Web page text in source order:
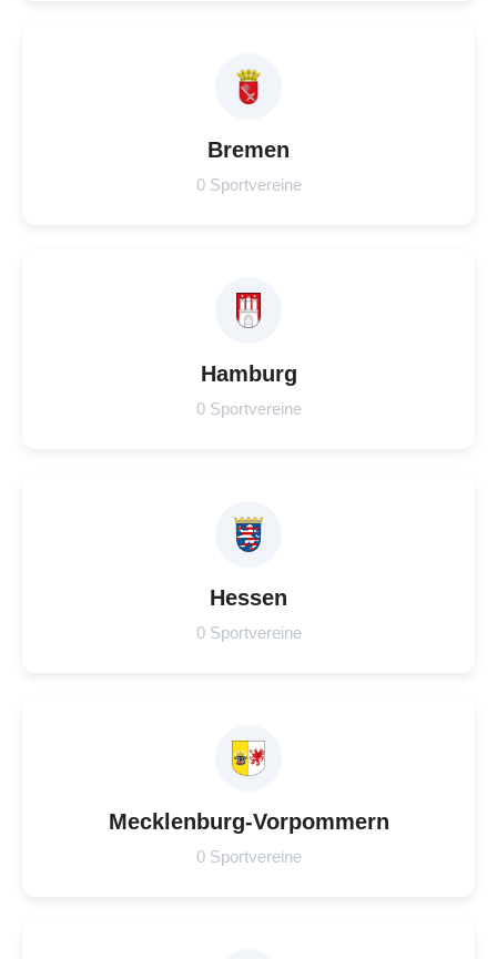
Bremen
0 Sportvereine
Hamburg
0 Sportvereine
Hessen
0 Sportvereine
Mecklenburg-Vorpommern
0 Sportvereine